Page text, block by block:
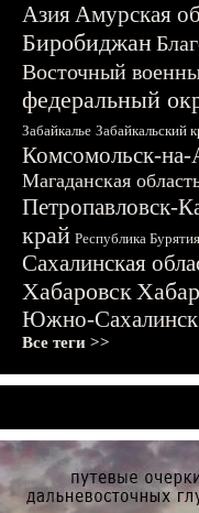
АзияАмурская
Биробиджан
Восточный
федеральный
Забайкалье Забайкальский
Комсомольск-
Магаданская
Петропавловск-
край Республика Бурятия
Сахалинская
Хабаровск
Южно-Сахалинск
Все теги >>